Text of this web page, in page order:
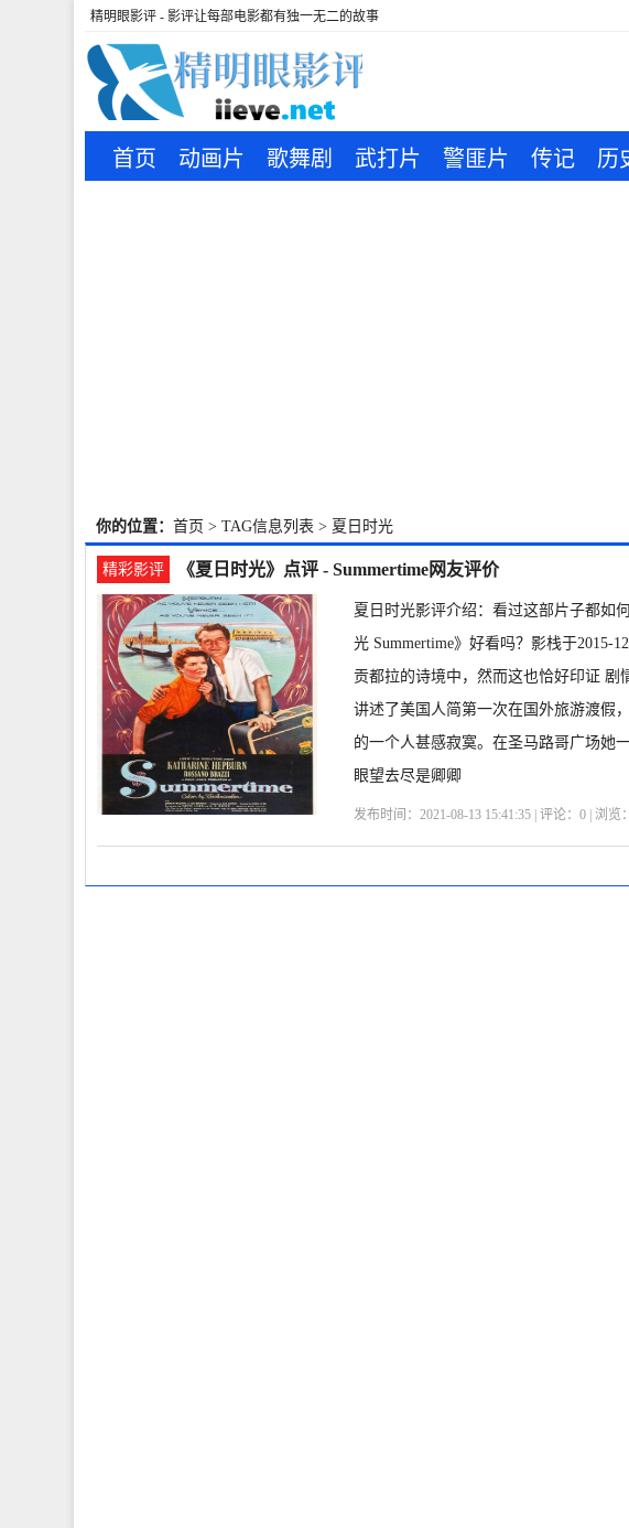
精明眼影评 - 影评让每部电影都有独一无二的故事
首页 动画片 歌舞剧 武打片 警匪片 传记 历
你的位置： 首页 > TAG信息列表 > 夏日时光
精彩影评 《夏日时光》点评 - Summertime网友评价
夏日时光影评介绍：看过这部片子都如
光 Summertime》好看吗？影栈于2015-
贡都拉的诗境中，然而这也恰好印证 剧
讲述了美国人简第一次在国外旅游渡假
的一个人甚感寂寞。在圣马路哥广场她
眼望去尽是卿卿
发布时间：2021-08-13 15:41:35 | 评论：0 | 浏览
布拉齐
伊莎·米兰达 利恩 选座购票 剧情